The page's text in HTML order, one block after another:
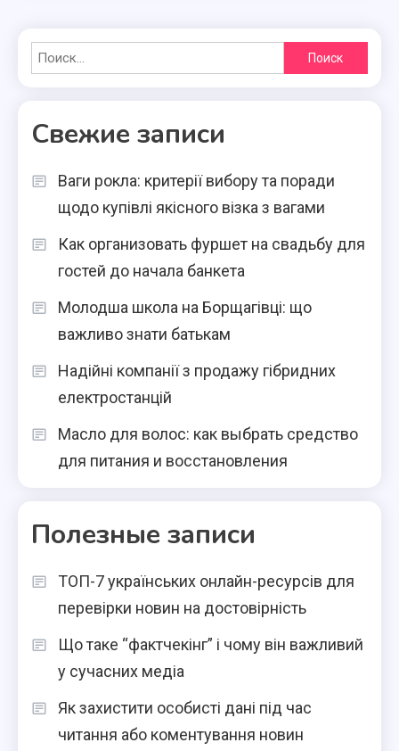
Найти:
Свежие записи
Ваги рокла: критерії вибору та поради
щодо купівлі якісного візка з вагами
Как организовать фуршет на свадьбу для
гостей до начала банкета
Молодша школа на Борщагівці: що
важливо знати батькам
Надійні компанії з продажу гібридних
електростанцій
Масло для волос: как выбрать средство
для питания и восстановления
Полезные записи
ТОП-7 українських онлайн-ресурсів для
перевірки новин на достовірність
Що таке “фактчекінг” і чому він важливий
у сучасних медіа
Як захистити особисті дані під час
читання або коментування новин